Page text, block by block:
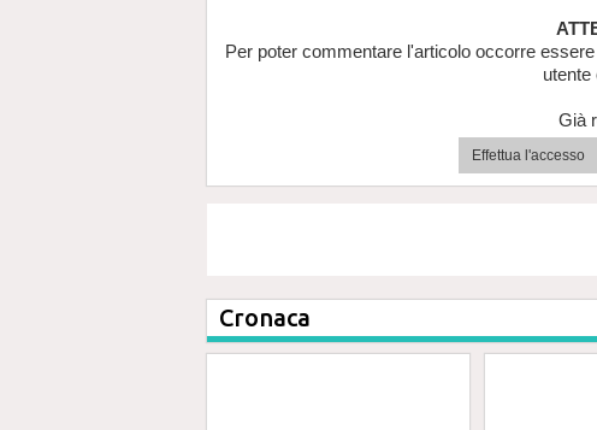
Per poter commentare l'articolo occorre
Già
Effettua l'accesso
Cronaca